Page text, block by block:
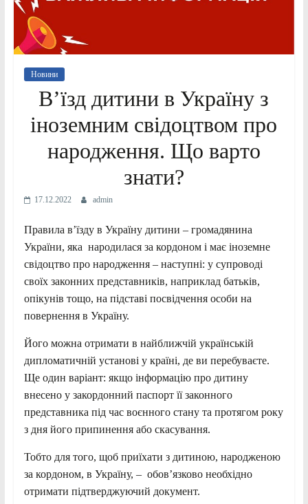
Новини
В’їзд дитини в Україну з
іноземним свідоцтвом про
народження. Що варто
знати?
17.12.2022 admin
Правила в’їзду в Україну дитини – громадянина
України, яка народилася за кордоном і має іноземне
свідоцтво про народження – наступні: у супроводі
своїх законних представників, наприклад батьків,
опікунів тощо, на підставі посвідчення особи на
повернення в Україну.
Його можна отримати в найближчій українській
дипломатичній установі у країні, де ви перебуваєте.
Ще один варіант: якщо інформацію про дитину
внесено у закордонний паспорт її законного
представника під час воєнного стану та протягом року
з дня його припинення або скасування.
Тобто для того, щоб приїхати з дитиною, народженою
за кордоном, в Україну, – обов’язково необхідно
отримати підтверджуючий документ.